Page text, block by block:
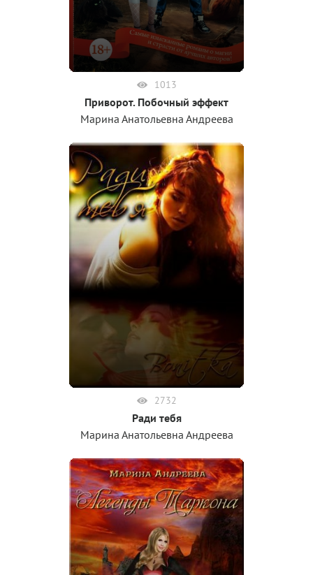
1013
Приворот. Побочный эффект
Марина Анатольевна Андреева
2732
Ради тебя
Марина Анатольевна Андреева